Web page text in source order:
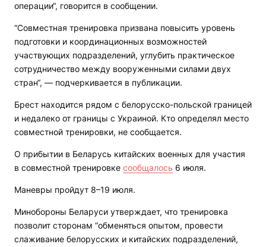
операции“, говорится в сообщении.
“Совместная тренировка призвана повысить уровень
подготовки и координационных возможностей
участвующих подразделений, углубить практическое
сотрудничество между вооруженными силами двух
стран“, — подчеркивается в публикации.
Брест находится рядом с белорусско-польской границей
и недалеко от границы с Украиной. Кто определял место
совместной тренировки, не сообщается.
О прибытии в Беларусь китайских военных для участия
в совместной тренировке сообщалось 6 июля.
Маневры пройдут 8–19 июля.
Минобороны Беларуси утверждает, что тренировка
позволит сторонам “обменяться опытом, провести
слаживание белорусских и китайских подразделений,